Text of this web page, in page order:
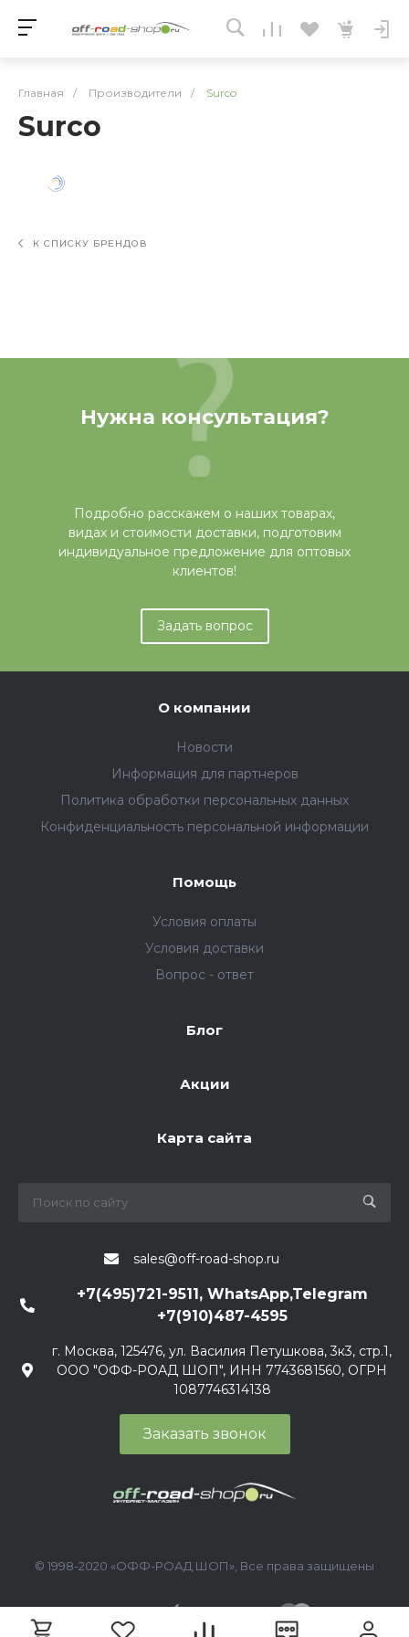
Главная / Производители / Surco
Surco
К СПИСКУ БРЕНДОВ
Нужна консультация?
Подробно расскажем о наших товарах,
видах и стоимости доставки, подготовим
индивидуальное предложение для оптовых
клиентов!
Задать вопрос
О компании
Новости
Информация для партнеров
Политика обработки персональных данных
Конфиденциальность персональной информации
Помощь
Условия оплаты
Условия доставки
Вопрос - ответ
Блог
Акции
Карта сайта
sales@off-road-shop.ru
+7(495)721-9511, WhatsApp,Telegram
+7(910)487-4595
г. Москва, 125476, ул. Василия Петушкова, 3к3, стр.1,
ООО "ОФФ-РОАД ШОП", ИНН 7743681560, ОГРН
1087746314138
Заказать звонок
© 1998-2020 «ОФФ-РОАД ШОП», Все права защищены